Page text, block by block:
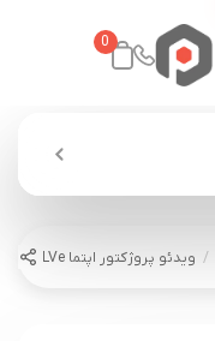
0
ویدئو پروژکتور اپتما OPTOMA W400LVe